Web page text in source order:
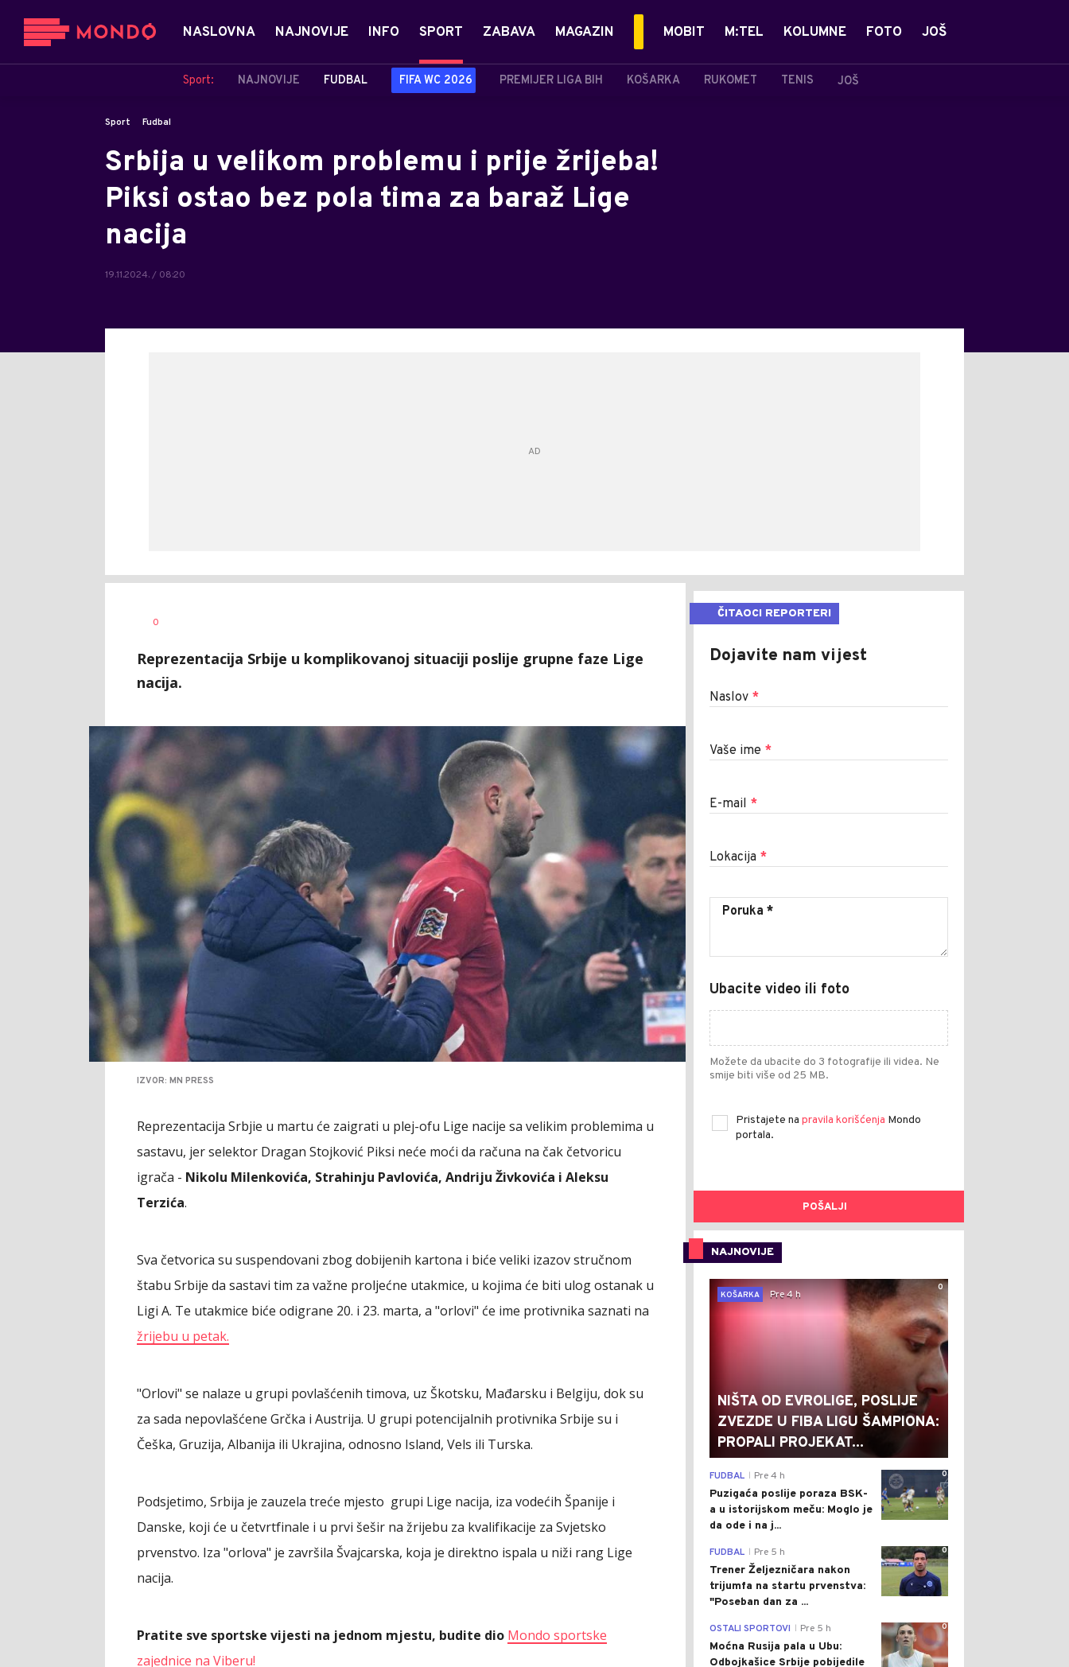
NASLOVNA NAJNOVIJE INFO SPORT
Sport: NAJNOVIJE FUDBAL FIFA WC 2026 PREMIJER LIGA BIH KOŠARKA RUKOMET TENIS JOŠ
ZABAVA MAGAZIN MOBIT M:TEL KOLUMNE FOTO JOŠ
Sport Fudbal
Srbija u velikom problemu i prije žrijeba!
Piksi ostao bez pola tima za baraž Lige
nacija
19.11.2024. / 08:20
AUTOR
0
Reprezentacija Srbije u komplikovanoj situaciji poslije grupne faze Lige
nacija.
IZVOR: MN PRESS
Reprezentacija Srbjie u martu će zaigrati u plej-ofu Lige nacije sa velikim problemima u
sastavu, jer selektor Dragan Stojković Piksi neće moći da računa na čak četvoricu
igrača - Nikolu Milenkovića, Strahinju Pavlovića, Andriju Živkovića i Aleksu
Terzića.
Sva četvorica su suspendovani zbog dobijenih kartona i biće veliki izazov stručnom
štabu Srbije da sastavi tim za važne proljećne utakmice, u kojima će biti ulog ostanak u
Ligi A. Te utakmice biće odigrane 20. i 23. marta, a "orlovi" će ime protivnika saznati na
žrijebu u petak.
"Orlovi" se nalaze u grupi povlašćenih timova, uz Škotsku, Mađarsku i Belgiju, dok su
za sada nepovlašćene Grčka i Austrija. U grupi potencijalnih protivnika Srbije su i
Češka, Gruzija, Albanija ili Ukrajina, odnosno Island, Vels ili Turska.
Podsjetimo, Srbija je zauzela treće mjesto grupi Lige nacija, iza vodećih Španije i
Danske, koji će u četvrtfinale i u prvi šešir na žrijebu za kvalifikacije za Svjetsko
prvenstvo. Iza "orlova" je završila Švajcarska, koja je direktno ispala u niži rang Lige
nacija.
Pratite sve sportske vijesti na jednom mjestu, budite dio Mondo sportske
zajednice na Viberu!
ČITAOCI REPORTERI
Dojavite nam vijest
Naslov *
Vaše ime *
E-mail *
Lokacija *
Ubacite video ili foto
Možete da ubacite do 3 fotografije ili videa. Ne
smije biti više od 25 MB.
Pristajete na pravila korišćenja Mondo
portala.
POŠALJI
NAJNOVIJE
0
KOŠARKA
Pre 4 h
NIŠTA OD EVROLIGE, POSLIJE
ZVEZDE U FIBA LIGU ŠAMPIONA:
PROPALI PROJEKAT...
0
FUDBAL Pre 4 h
Puzigaća poslije poraza BSK-
a u istorijskom meču: Moglo je
da ode i na j...
0
FUDBAL Pre 5 h
Trener Željezničara nakon
trijumfa na startu prvenstva:
"Poseban dan za ...
0
OSTALI SPORTOVI Pre 5 h
Moćna Rusija pala u Ubu:
Odbojkašice Srbije pobijedile